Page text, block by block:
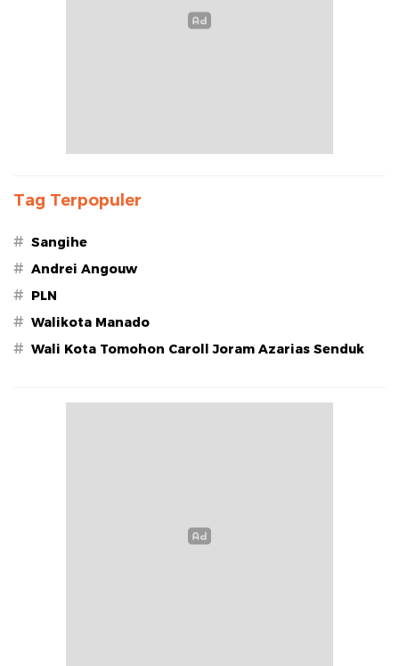
Tag Terpopuler
# Sangihe
# Andrei Angouw
# PLN
# Walikota Manado
# Wali Kota Tomohon Caroll Joram Azarias Senduk